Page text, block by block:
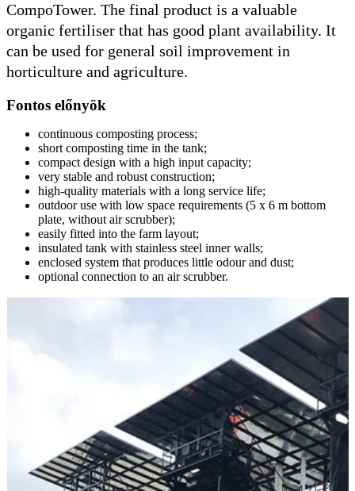
CompoTower. The final product is a valuable
organic fertiliser that has good plant availability. It
can be used for general soil improvement in
horticulture and agriculture.
Fontos előnyök
continuous composting process;
short composting time in the tank;
compact design with a high input capacity;
very stable and robust construction;
high-quality materials with a long service life;
outdoor use with low space requirements (5 x 6 m bottom
plate, without air scrubber);
easily fitted into the farm layout;
insulated tank with stainless steel inner walls;
enclosed system that produces little odour and dust;
optional connection to an air scrubber.